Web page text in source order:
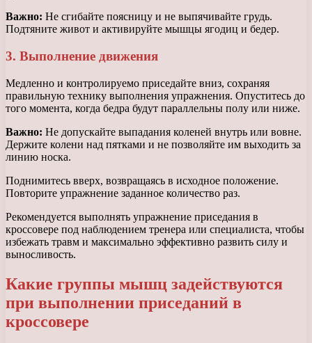
Важно: Не сгибайте поясницу и не выпячивайте грудь.
Подтяните живот и активируйте мышцы ягодиц и бедер.
3. Выполнение движения
Медленно и контролируемо приседайте вниз, сохраняя
правильную технику выполнения упражнения. Опуститесь до
того момента, когда бедра будут параллельны полу или ниже.
Важно: Не допускайте выпадания коленей внутрь или вовне.
Держите колени над пятками и не позволяйте им выходить за
линию носка.
Поднимитесь вверх, возвращаясь в исходное положение.
Повторите упражнение заданное количество раз.
Рекомендуется выполнять упражнение приседания в
кроссовере под наблюдением тренера или специалиста, чтобы
избежать травм и максимально эффективно развить силу и
выносливость.
Какие группы мышц задействуются
при выполнении приседаний в
кроссовере